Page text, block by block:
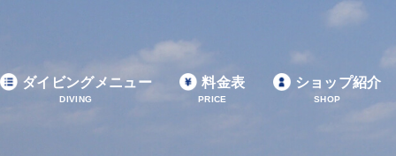
ダイビングメニュー
DIVING
料金表
PRICE
ショップ紹介
SHOP